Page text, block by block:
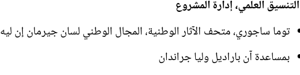
التنسيق العلمي، إدارة المشروع
توما ساجوري، متحف الآثار الوطنية، المجال الوطني لسان جيرمان إن ليه
بمساعدة آن باراديل وليا جراندان